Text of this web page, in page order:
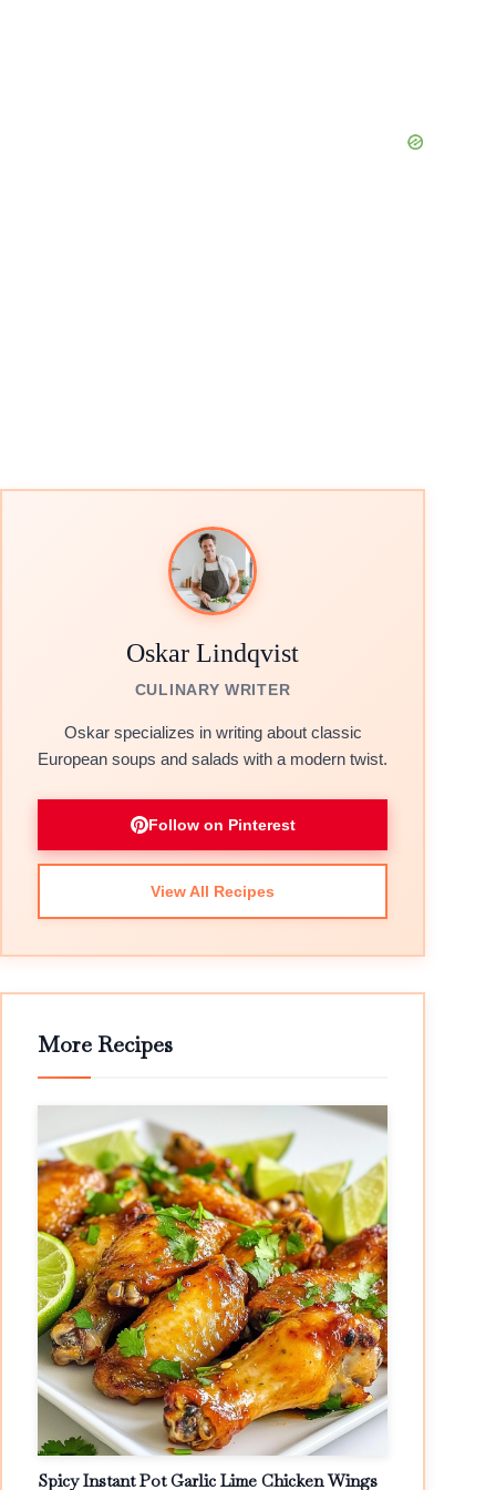
Oskar Lindqvist
CULINARY WRITER
Oskar specializes in writing about classic
European soups and salads with a modern twist.
Follow on Pinterest
View All Recipes
More Recipes
Spicy Instant Pot Garlic Lime Chicken Wings